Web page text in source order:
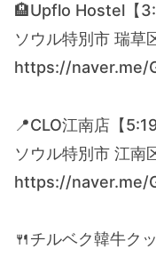
🏨Upflo Hostel【
ソウル特別市 瑞草
https://naver.me/
📍CLO江南店【5:19
ソウル特別市 江南
https://naver.me/
🍴チルベク韓牛ク